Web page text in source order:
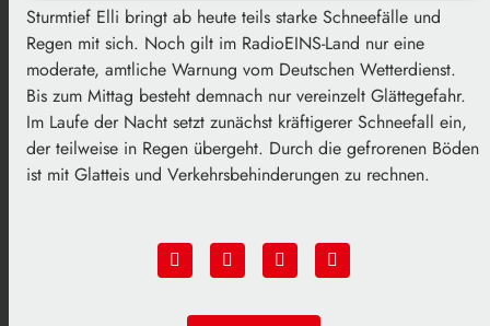
Sturmtief Elli bringt ab heute teils starke Schneefälle und
Regen mit sich. Noch gilt im RadioEINS-Land nur eine
moderate, amtliche Warnung vom Deutschen Wetterdienst.
Bis zum Mittag besteht demnach nur vereinzelt Glättegefahr.
Im Laufe der Nacht setzt zunächst kräftigerer Schneefall ein,
der teilweise in Regen übergeht. Durch die gefrorenen Böden
ist mit Glatteis und Verkehrsbehinderungen zu rechnen.